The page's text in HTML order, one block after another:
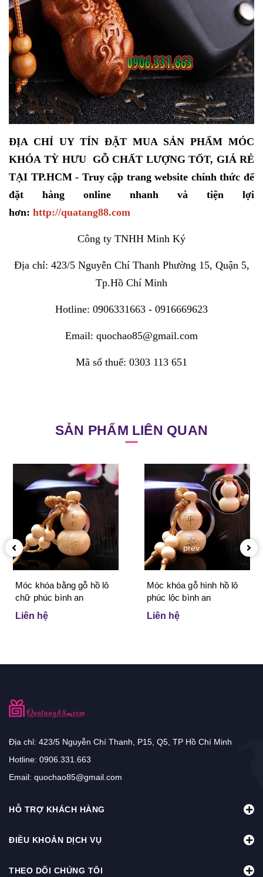
ĐỊA CHỈ UY TÍN ĐẶT MUA SẢN PHẨM MÓC
KHÓA TỲ HƯU GỖ CHẤT LƯỢNG TỐT, GIÁ RẺ
TẠI TP.HCM - Truy cập trang website chính thức để
đặt hàng online nhanh và tiện lợi
hơn: http://quatang88.com
Công ty TNHH Minh Ký
Địa chỉ: 423/5 Nguyễn Chí Thanh Phường 15, Quận 5,
Tp.Hồ Chí Minh
Hotline: 0906331663 - 0916669623
Email: quochao85@gmail.com
Mã số thuế: 0303 113 651
SẢN PHẨM LIÊN QUAN
Móc khóa bằng gỗ hồ lô
chữ phúc bình an
Liên hệ
Móc khóa gỗ hình hồ lô
phúc lộc bình an
Liên hệ
prev
Địa chỉ: 423/5 Nguyễn Chí Thanh, P15, Q5, TP Hồ Chí Minh
Hotline: 0906.331.663
Email: quochao85@gmail.com
HỖ TRỢ KHÁCH HÀNG
ĐIỀU KHOẢN DỊCH VỤ
THEO DÕI CHÚNG TÔI